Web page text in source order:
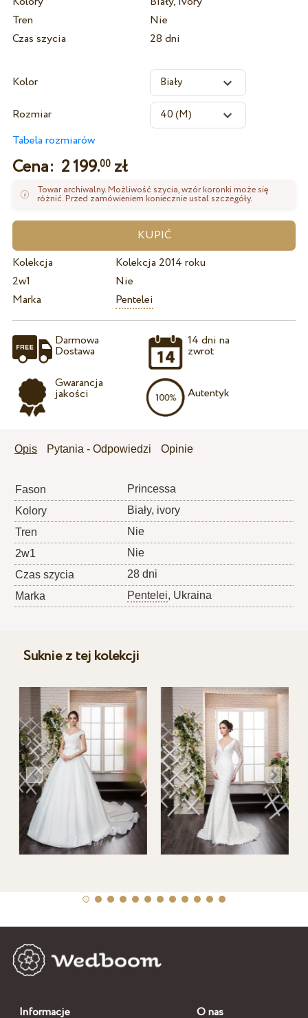
Tren
Nie
Czas szycia
28 dni
Kolor
Rozmiar
Tabela rozmiarów
Cena: 2 199.00zł
Towar archiwalny. Możliwość szycia, wzór koronki może się
różnić. Przed zamówieniem koniecznie ustal szczegóły.
Kolekcja
Kolekcja 2014 roku
2w1
Nie
Marka
Pentelei
Darmowa
Dostawa
Gwarancja
jakości
14 dni na
zwrot
Autentyk
Opis Pytania - Odpowiedzi Opinie
Fason
Princessa
Kolory
Biały, ivory
Tren
Nie
2w1
Nie
Czas szycia
28 dni
Marka
Pentelei, Ukraina
Suknie z tej kolekcji
Informacje O nas